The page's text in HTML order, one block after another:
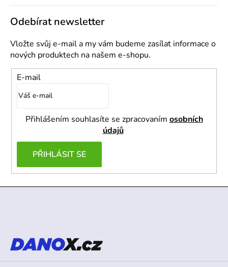
Odebírat newsletter
Vložte svůj e-mail a my vám budeme zasílat informace o
nových produktech na našem e-shopu.
E-mail
Přihlášením souhlasíte se zpracovaním osobních
údajů
PŘIHLÁSIT SE
t